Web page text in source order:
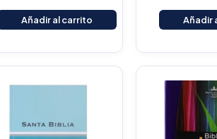
Añadir al carrito Añadir